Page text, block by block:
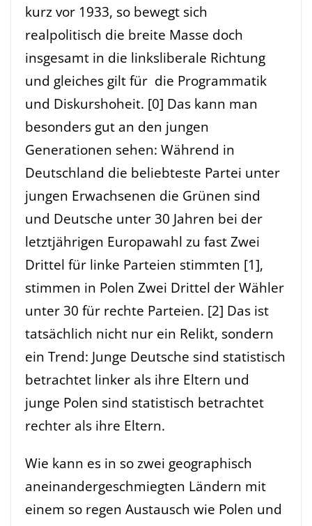
kurz vor 1933, so bewegt sich
realpolitisch die breite Masse doch
insgesamt in die linksliberale Richtung
und gleiches gilt für die Programmatik
und Diskurshoheit. [0] Das kann man
besonders gut an den jungen
Generationen sehen: Während in
Deutschland die beliebteste Partei unter
jungen Erwachsenen die Grünen sind
und Deutsche unter 30 Jahren bei der
letztjährigen Europawahl zu fast Zwei
Drittel für linke Parteien stimmten [1],
stimmen in Polen Zwei Drittel der Wähler
unter 30 für rechte Parteien. [2] Das ist
tatsächlich nicht nur ein Relikt, sondern
ein Trend: Junge Deutsche sind statistisch
betrachtet linker als ihre Eltern und
junge Polen sind statistisch betrachtet
rechter als ihre Eltern.
Wie kann es in so zwei geographisch
aneinandergeschmiegten Ländern mit
einem so regen Austausch wie Polen und